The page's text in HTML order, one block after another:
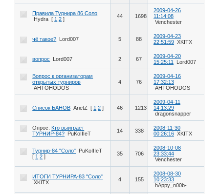
Правила Турнира 86 Соло
Hydra [ 1 2 ] 44 1698
2009-04-26
11:14:08
Venchester
чё такое? Lord007 5 88
2009-04-23
22:51:59 XKITX
вопрос Lord007 2 67
2009-04-20
15:25:11
Lord007
Вопрос к организаторам
открытых турниров
AHTOHODOS
4 76
2009-04-16
17:32:13
AHTOHODOS
Cписок БАНОВ ArietZ [ 1 2 ] 46 1213
2009-04-11
14:13:29
dragonsnapper
Опрос: Кто выиграет
ТУРНИР-84?
PuKoIIIeT 14 338
2008-11-30
00:26:16 XKITX
Турнир-84 "Соло"
PuKoIIIeT
[ 1 2 ] 35 706
2008-10-08
23:33:44
Venchester
ИТОГИ ТУРНИРА-83 "Соло"
XKITX
4 155
2008-08-30
10:23:33
hAppy_n00b-